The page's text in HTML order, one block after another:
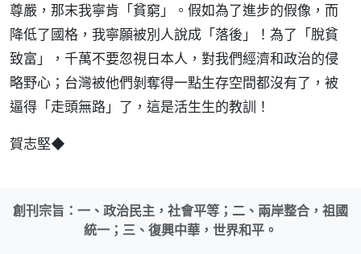
尊嚴，那末我寧肯「貧窮」。假如為了進步的假像，而
降低了國格，我寧願被別人說成「落後」！為了「脫貧
致富」，千萬不要忽視日本人，對我們經濟和政治的侵
略野心；台灣被他們剝奪得一點生存空間都沒有了，被
逼得「走頭無路」了，這是活生生的教訓！
賀志堅◆
創刊宗旨：一、政治民主，社會平等；二、兩岸整合，祖國
統一；三、復興中華，世界和平。